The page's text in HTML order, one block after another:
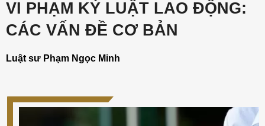
VI PHẠM KỶ LUẬT LAO ĐỘNG:
CÁC VẤN ĐỀ CƠ BẢN
Luật sư Phạm Ngọc Minh